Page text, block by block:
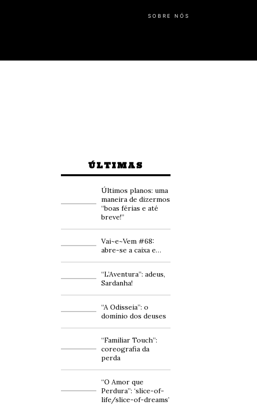
SOBRE NÓS
ÚLTIMAS
Últimos planos: uma
maneira de dizermos
“boas férias e até
breve!”
Vai~e~Vem #68:
abre-se a caixa e…
“L’Aventura”: adeus,
Sardanha!
“A Odisseia”: o
domínio dos deuses
“Familiar Touch”:
coreografia da
perda
“O Amor que
Perdura”: ‘slice-of-
life/slice-of-dreams’